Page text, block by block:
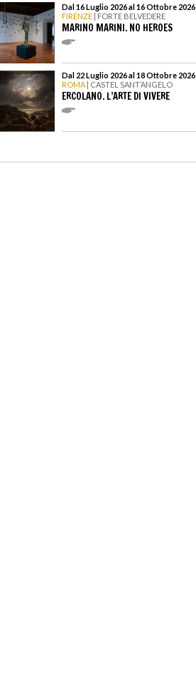
Dal 16 Luglio 2026 al 16 Ottobre 2026
FIRENZE | FORTE BELVEDERE
MARINO MARINI. NO HEROES
Dal 22 Luglio 2026 al 18 Ottobre 2026
ROMA | CASTEL SANT’ANGELO
ERCOLANO. L’ARTE DI VIVERE